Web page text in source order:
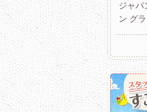
ジャパ
ン グ